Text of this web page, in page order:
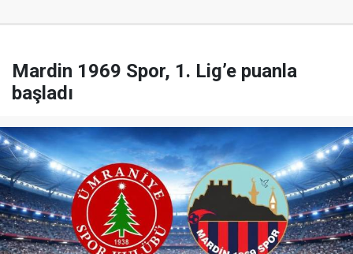
Mardin 1969 Spor, 1. Lig’e puanla
başladı